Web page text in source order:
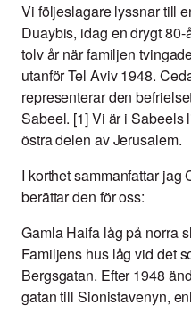
Vi följeslagare lyssnar till
Duaybis, idag en drygt
tolv år när familjen
utanför Tel Aviv 1948.
representerar den
Sabeel. [1] Vi är i
östra delen av Jerusalem.
I korthet sammanfattar jag
berättar den för oss:
Gamla Haifa låg på norra
Familjens hus låg vid det
Bergsgatan. Efter 1948
gatan till Sionistavenyn,